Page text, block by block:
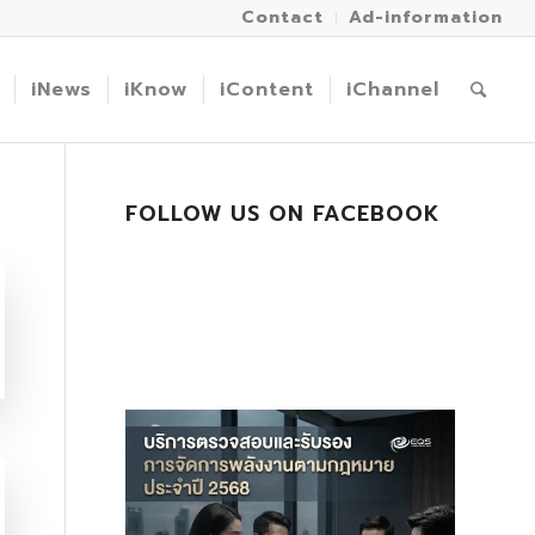
Contact Ad-information
iNews iKnow iContent iChannel
FOLLOW US ON FACEBOOK